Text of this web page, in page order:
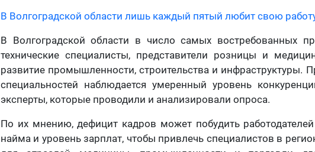
В Волгоградской области лишь каждый пятый любит свою
В Волгоградской области в число самых востребованных
технические специалисты, представители розницы и
развитие промышленности, строительства и инфраструктуры.
специальностей наблюдается умеренный уровень
эксперты, которые проводили и анализировали опроса.
По их мнению, дефицит кадров может побудить
найма и уровень зарплат, чтобы привлечь специалистов в